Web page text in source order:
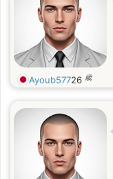
Ayoub57726 歳